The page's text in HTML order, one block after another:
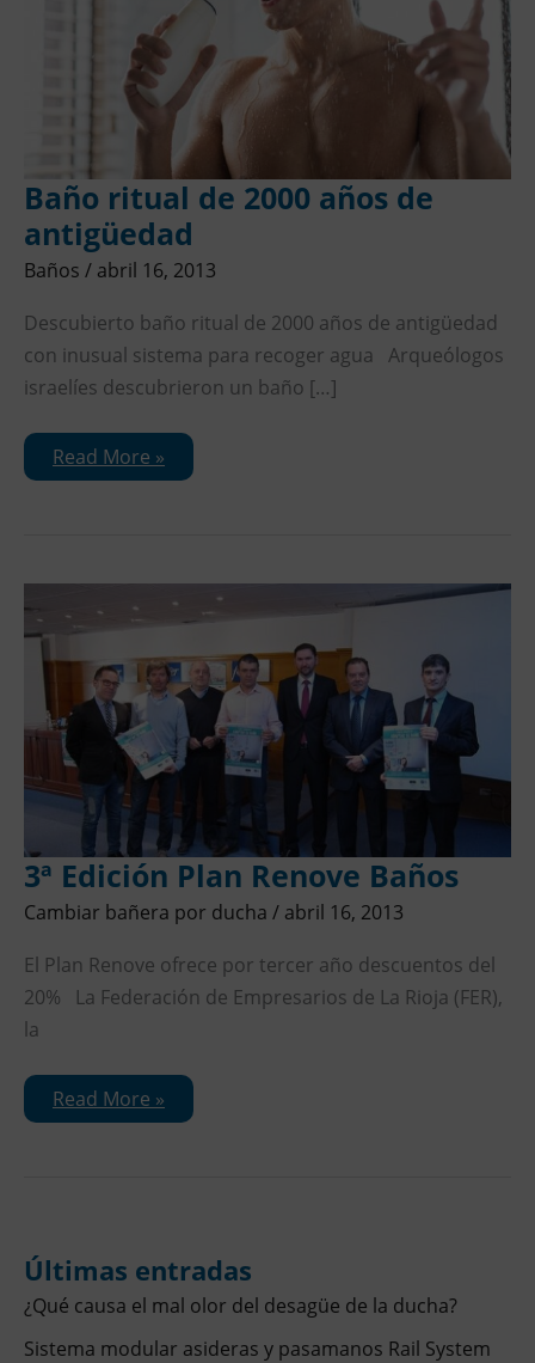
Baño ritual de 2000 años de
antigüedad
Baños / abril 16, 2013
Descubierto baño ritual de 2000 años de antigüedad
con inusual sistema para recoger agua Arqueólogos
israelíes descubrieron un baño […]
Read More »
3ª Edición Plan Renove Baños
Cambiar bañera por ducha / abril 16, 2013
El Plan Renove ofrece por tercer año descuentos del
20% La Federación de Empresarios de La Rioja (FER),
la
3ª
Edición
Plan
Baños
Read More »
Últimas entradas
¿Qué causa el mal olor del desagüe de la ducha?
Sistema modular asideras y pasamanos Rail System